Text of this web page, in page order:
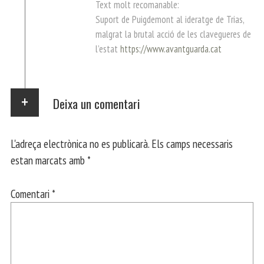
Text molt recomanable:
Suport de Puigdemont al ideratge de Trias,
malgrat la brutal acció de les clavegueres de
l’estat https://www.avantguarda.cat
Deixa un comentari
L'adreça electrònica no es publicarà. Els camps necessaris
estan marcats amb *
Comentari *